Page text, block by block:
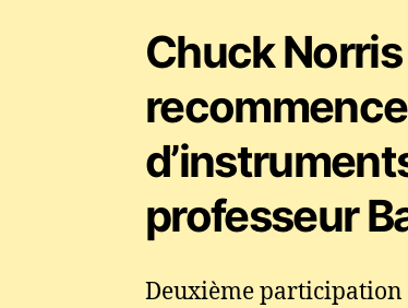
Chuck Norris
professeur
Deuxième participation